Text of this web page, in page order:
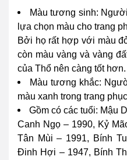
Màu tương sinh:
lựa chọn màu cho trang
Bởi họ rất hợp với màu
còn màu vàng và vàng
của Thổ nên càng tốt hơn.
Màu tương khắc:
màu xanh trong trang
Gồm có các tuổi: Mậu
Canh Ngọ – 1990, Kỷ
Tân Mùi – 1991, Bính
Đinh Hợi – 1947, Bính